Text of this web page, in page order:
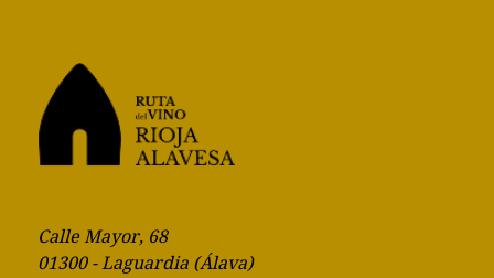
Calle Mayor, 68
01300 - Laguardia (Álava)